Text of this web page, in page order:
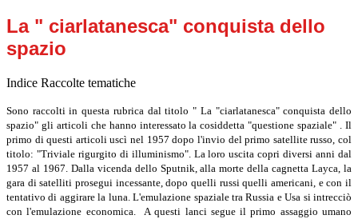
La " ciarlatanesca" conquista dello
spazio
Indice Raccolte tematiche
Sono raccolti in questa rubrica dal titolo " La "ciarlatanesca" conquista dello
spazio" gli articoli che hanno interessato la cosiddetta "questione spaziale" . Il
primo di questi articoli uscì nel 1957 dopo l'invio del primo satellite russo, col
titolo: "Triviale rigurgito di illuminismo". La loro uscita copri diversi anni dal
1957 al 1967. Dalla vicenda dello Sputnik, alla morte della cagnetta Layca, la
gara di satelliti prosegui incessante, dopo quelli russi quelli americani, e con il
tentativo di aggirare la luna. L'emulazione spaziale tra Russia e Usa si intrecciò
con l'emulazione economica. A questi lanci segue il primo assaggio umano